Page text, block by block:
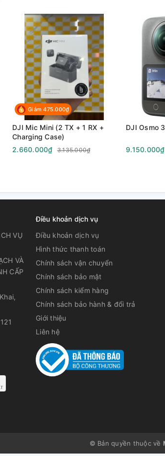
Giảm 475.000₫
DJI Mic Mini (2 TX + 1 RX +
Charging Case)
2.660.000₫
3.135.000₫
DJI Osmo
9.150.000₫
VỤ
VÀ
CẤP
Điều khoản dịch vụ
Điều khoản dịch vụ
Hình thức thanh toán
Chính sách vận chuyển
Chính sách bảo mật
Chính sách kiểm hàng
Chính sách bảo hành & đổi trả
Giới thiệu
Liên hệ
© Bản quyền thuộc về